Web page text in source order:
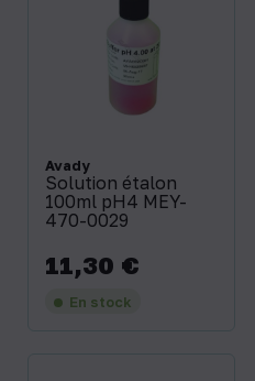
Avady
Solution étalon
100ml pH4 MEY-
470-0029
Prix
11,30 €
En stock